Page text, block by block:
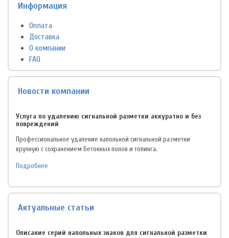
Информация
Оплата
Доставка
О компании
FAQ
Новости компании
Услуга по удалению сигнальной разметки аккуратно и без
повреждений
Профессиональное удаление напольной сигнальной разметки
вручную с сохранением бетонных полов и топинга.
Подробнее
Актуальные статьи
Описание серий напольных знаков для сигнальной разметки